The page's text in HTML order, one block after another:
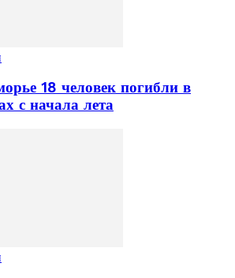
18 человек погибли в
с начала лета